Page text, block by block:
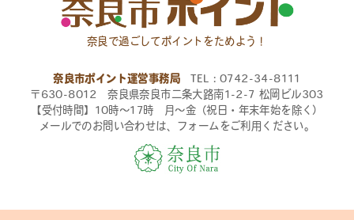
奈良で過ごしてポイントをためよう！
奈良市ポイント運営事務局 TEL：0742-34-8111
〒630-8012 奈良県奈良市二条大路南1-2-7 松岡ビル303
【受付時間】10時〜17時 月〜金（祝日・年末年始を除く）
メールでのお問い合わせは、フォームをご利用ください。